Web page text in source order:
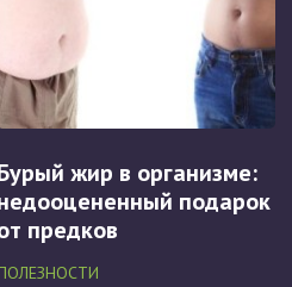
жир в организме:
подарок
предков